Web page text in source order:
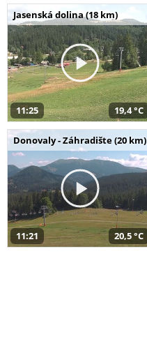
Jasenská dolina (18 km)
11:25 19,4 °C
Donovaly - Záhradište (20 km)
11:21 20,5 °C